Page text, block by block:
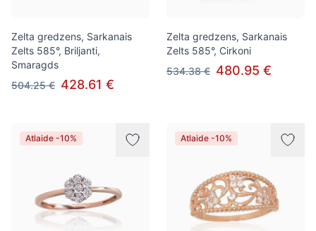
Zelta gredzens, Sarkanais
Zelts 585°, Briljanti,
Smaragds
504.25 € 428.61 €
Zelta gredzens, Sarkanais
Zelts 585°, Cirkoni
534.38 € 480.95 €
Atlaide -10% Atlaide -10%